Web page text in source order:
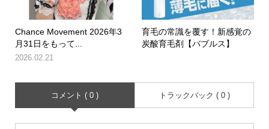
Chance Movement 2026年3
月31日をもって...
2026.02.21
育毛の常識を覆す！新感覚の
炭酸育毛剤【バブルス】
コメント ( 0 ) トラックバック ( 0 )